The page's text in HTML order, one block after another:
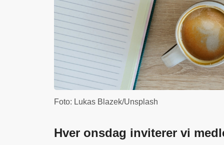
Foto: Lukas Blazek/Unsplash
Hver onsdag inviterer vi